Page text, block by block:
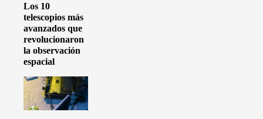
Los 10
telescopios más
avanzados que
revolucionaron
la observación
espacial